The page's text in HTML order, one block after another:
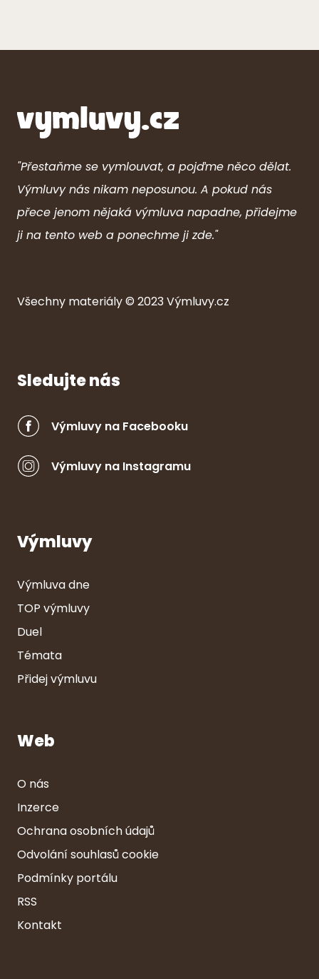
"Přestaňme se vymlouvat, a pojďme něco dělat.
Výmluvy nás nikam neposunou. A pokud nás
přece jenom nějaká výmluva napadne, přidejme
ji na tento web a ponechme ji zde."
Všechny materiály © 2023Výmluvy.cz
Sledujte nás
Výmluvy na Facebooku
Výmluvy na Instagramu
Výmluvy
Výmluva dne
TOP výmluvy
Duel
Témata
Přidej výmluvu
Web
O nás
Inzerce
Ochrana osobních údajů
Odvolání souhlasů cookie
Podmínky portálu
RSS
Kontakt